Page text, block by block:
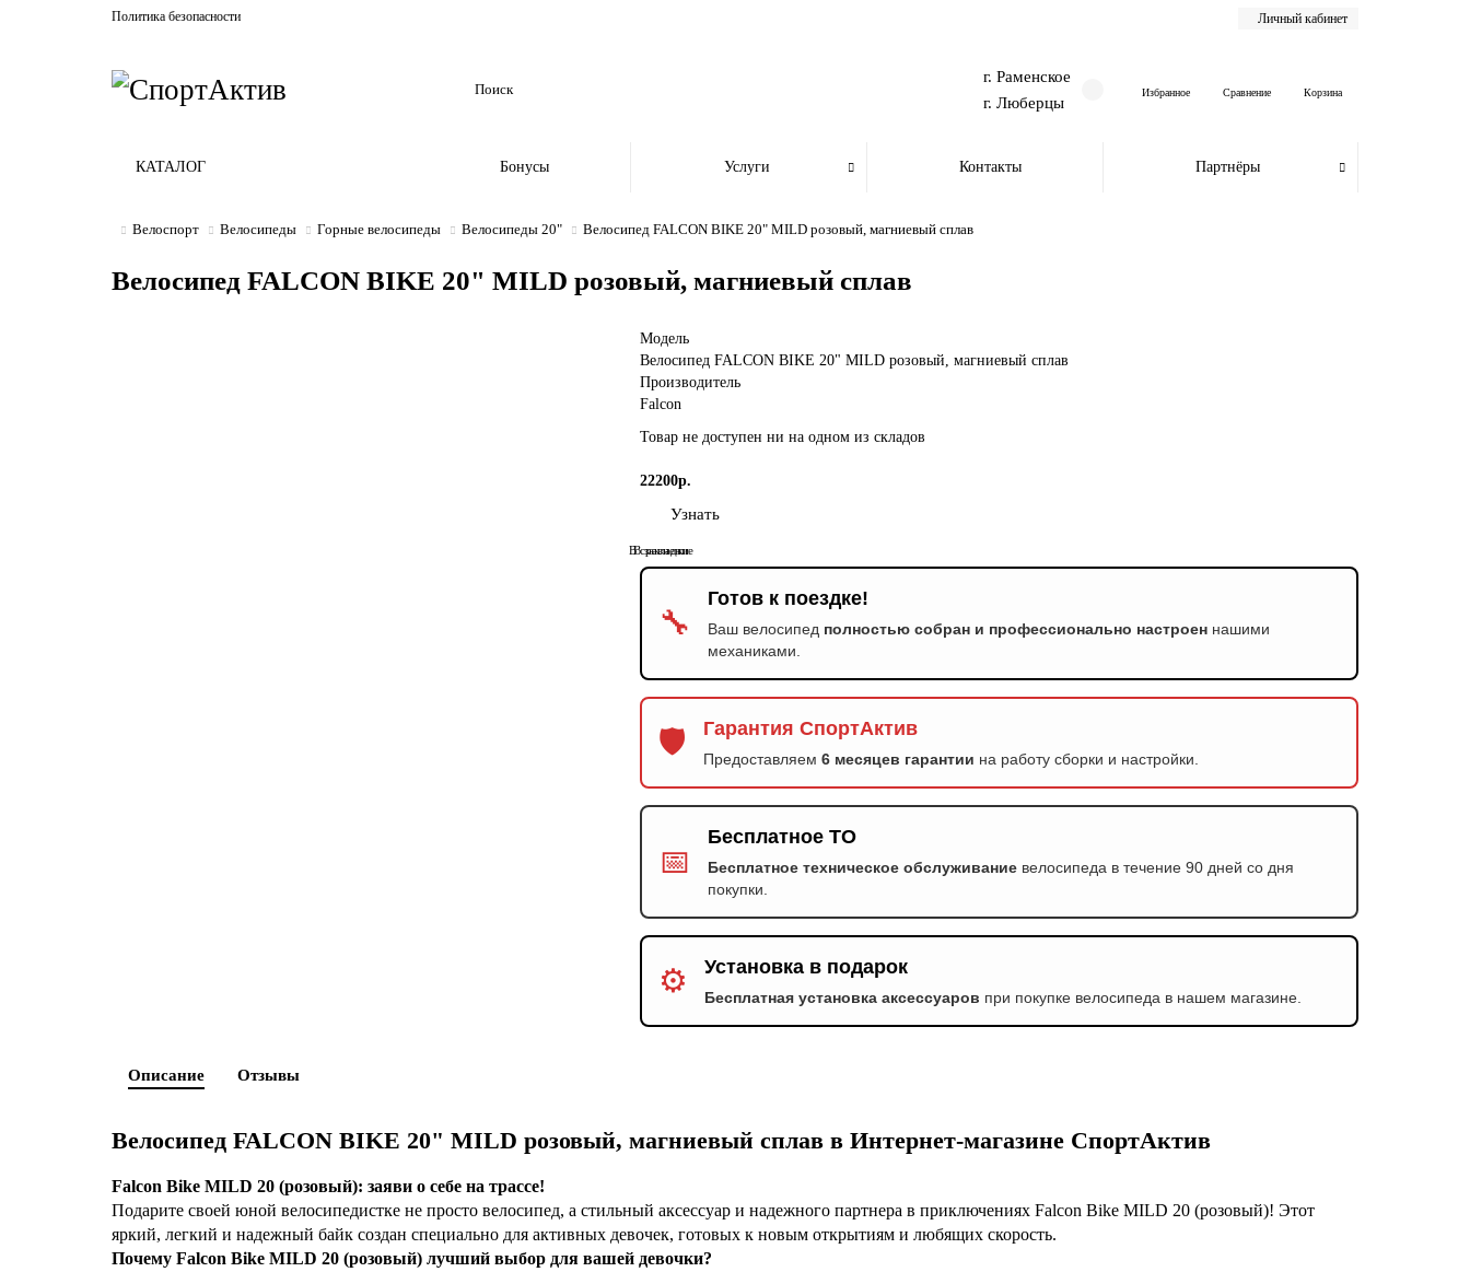
Политика безопасности Личный кабинет
г. Раменское
г. Люберцы
Избранное Сравнение Корзина
КАТАЛОГ Бонусы Услуги Контакты Партнёры
Велоспорт Велосипеды Горные велосипеды Велосипеды 20" Велосипед FALCON BIKE 20" MILD розовый, магниевый сплав
Велосипед FALCON BIKE 20" MILD розовый, магниевый сплав
Модель
Велосипед FALCON BIKE 20" MILD розовый, магниевый сплав
Производитель
Falcon
Товар не доступен ни на одном из складов
22200р.
Узнать
В закладки
В сравнение
🔧
Готов к поездке!
Ваш велосипед полностью собран и профессионально настроен нашими
механиками.
🛡️ Гарантия СпортАктив
Предоставляем6 месяцев гарантии на работу сборки и настройки.
📅
Бесплатное ТО
Бесплатное техническое обслуживание велосипеда в течение 90 дней со дня
покупки.
⚙️ Установка в подарок
Бесплатная установка аксессуаров при покупке велосипеда в нашем магазине.
Описание Отзывы
Велосипед FALCON BIKE 20" MILD розовый, магниевый сплав в Интернет-магазине СпортАктив
Falcon Bike MILD 20 (розовый): заяви о себе на трассе!
Подарите своей юной велосипедистке не просто велосипед, а стильный аксессуар и надежного партнера в приключениях Falcon Bike MILD 20 (розовый)! Этот
яркий, легкий и надежный байк создан специально для активных девочек, готовых к новым открытиям и любящих скорость.
Почему Falcon Bike MILD 20 (розовый) лучший выбор для вашей девочки?